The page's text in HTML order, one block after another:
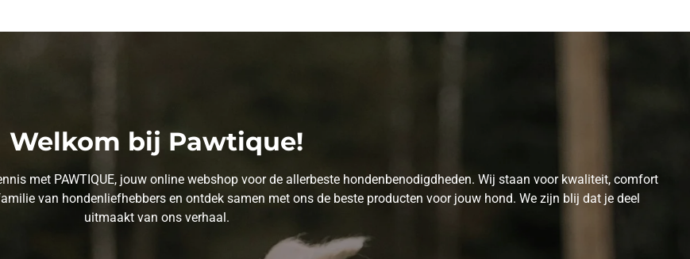
Welkom bij Pawtique!
met PAWTIQUE, jouw online webshop voor de allerbeste hondenbenodigdheden. Wij staan voor kwaliteit, comfort
van hondenliefhebbers en ontdek samen met ons de beste producten voor jouw hond. We zijn blij dat je deel
uitmaakt van ons verhaal.